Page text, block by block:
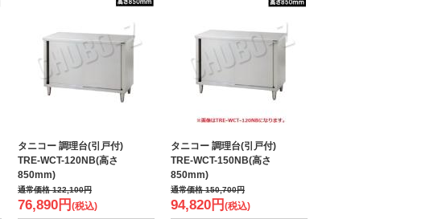
タニコー 調理台(引戸付)
TRE-WCT-120NB(高さ
850mm)
通常価格122,100円
76,890円 (税込)
タニコー 調理台(引戸付)
TRE-WCT-150NB(高さ
850mm)
通常価格150,700円
94,820円 (税込)